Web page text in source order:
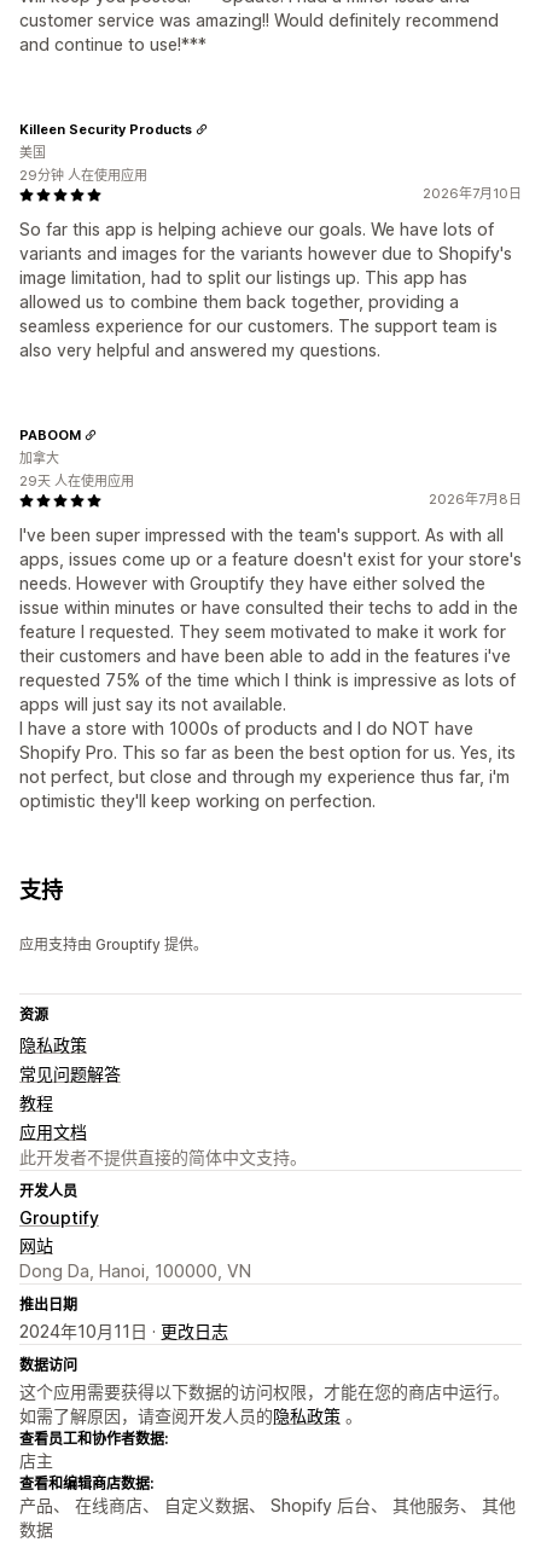
customer service was amazing!! Would definitely recommend
and continue to use!***
2026年7月10日
So far this app is helping achieve our goals. We have lots of
variants and images for the variants however due to Shopify's
image limitation, had to split our listings up. This app has
allowed us to combine them back together, providing a
seamless experience for our customers. The support team is
also very helpful and answered my questions.
Killeen Security Products
美国
29分钟 人在使用应用
2026年7月8日
I've been super impressed with the team's support. As with all
apps, issues come up or a feature doesn't exist for your store's
needs. However with Grouptify they have either solved the
issue within minutes or have consulted their techs to add in the
feature I requested. They seem motivated to make it work for
their customers and have been able to add in the features i've
requested 75% of the time which I think is impressive as lots of
apps will just say its not available.
I have a store with 1000s of products and I do NOT have
Shopify Pro. This so far as been the best option for us. Yes, its
not perfect, but close and through my experience thus far, i'm
optimistic they'll keep working on perfection.
PABOOM
加拿大
29天 人在使用应用
支持
应用支持由 Grouptify 提供。
资源
隐私政策
常见问题解答
教程
应用文档
此开发者不提供直接的简体中文支持。
开发人员
Grouptify
网站
Dong Da, Hanoi, 100000, VN
推出日期
2024年10月11日 · 更改日志
数据访问
这个应用需要获得以下数据的访问权限，才能在您的商店中运行。
如需了解原因，请查阅开发人员的隐私政策 。
查看员工和协作者数据:
店主
查看和编辑商店数据:
产品、 在线商店、 自定义数据、 Shopify 后台、 其他服务、 其他
数据